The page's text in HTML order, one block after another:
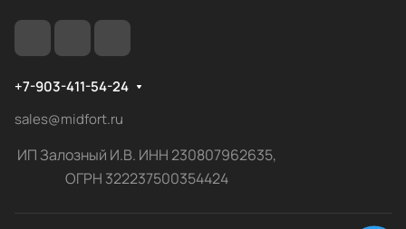
+7-903-411-54-24
sales@midfort.ru
ИП Залозный И.В. ИНН 230807962635,
ОГРН 322237500354424